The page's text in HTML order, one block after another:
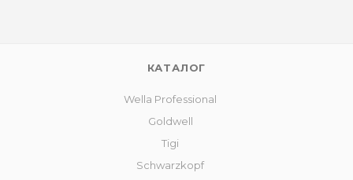
КАТАЛОГ
Wella Professional
Goldwell
Tigi
Schwarzkopf